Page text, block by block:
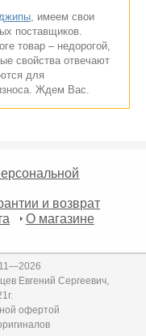
, имеем свои
поставщиков.
товар – недорогой,
свойства отвечают
для
Ждем Вас.
и возврат
О магазине
Евгений Сергеевич,
офертой